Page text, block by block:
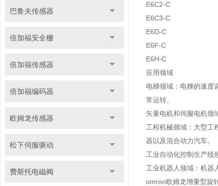
巴鲁夫传感器
倍加福安全栅
倍加福传感器
倍加福编码器
欧姆龙传感器
松下伺服驱动
费斯托电磁阀
E6C2-C
E6C3-C
E6D-C
E6F-C
E6H-C
应用领域
电梯领域：电梯的速度
常运转。
矢量电机和伺服电机领
工程机械领域：大型工
器以及混合动力汽车。
工业自动化控制生产线
工业机器人领域：机器
omron欧姆龙增量型旋